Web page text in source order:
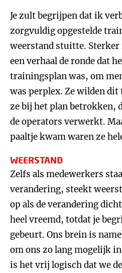
Je zult begrijpen dat ik
zorgvuldig opgestelde
weerstand stuitte. Sterker
een verhaal de ronde dat
trainingsplan was, om
was perplex. Ze wilden dit
ze bij het plan betrokken,
de operators verwerkt.
paaltje kwam waren ze
WEERSTAND
Zelfs als medewerkers
verandering, steekt
op als de verandering
heel vreemd, totdat je
gebeurt. Ons brein is
om ons zo lang mogelijk
is het vrij logisch dat we